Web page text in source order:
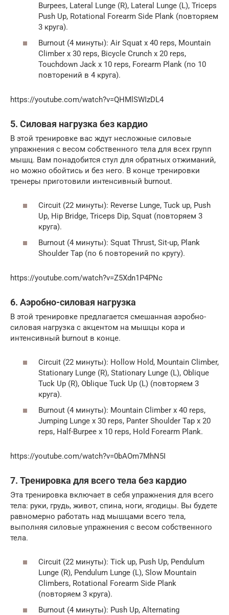
Burpees, Lateral Lunge (R), Lateral Lunge (L), Triceps
Push Up, Rotational Forearm Side Plank (повторяем
3 круга).
Burnout (4 минуты): Air Squat x 40 reps, Mountain
Climber x 30 reps, Bicycle Crunch x 20 reps,
Touchdown Jack x 10 reps, Forearm Plank (по 10
повторений в 4 круга).
https://youtube.com/watch?v=QHMlSWIzDL4
5. Силовая нагрузка без кардио
В этой тренировке вас ждут несложные силовые
упражнения с весом собственного тела для всех групп
мышц. Вам понадобится стул для обратных отжиманий,
но можно обойтись и без него. В конце тренировки
тренеры приготовили интенсивный burnout.
Circuit (22 минуты): Reverse Lunge, Tuck up, Push
Up, Hip Bridge, Triceps Dip, Squat (повторяем 3
круга).
Burnout (4 минуты): Squat Thrust, Sit-up, Plank
Shoulder Tap (по 6 повторений по кругу).
https://youtube.com/watch?v=Z5Xdn1P4PNc
6. Аэробно-силовая нагрузка
В этой тренировке предлагается смешанная аэробно-
силовая нагрузка с акцентом на мышцы кора и
интенсивный burnout в конце.
Circuit (22 минуты): Hollow Hold, Mountain Climber,
Stationary Lunge (R), Stationary Lunge (L), Oblique
Tuck Up (R), Oblique Tuck Up (L) (повторяем 3
круга).
Burnout (4 минуты): Mountain Climber x 40 reps,
Jumping Lunge x 30 reps, Panter Shoulder Tap x 20
reps, Half-Burpee x 10 reps, Hold Forearm Plank.
https://youtube.com/watch?v=0bAOm7MhN5I
7. Тренировка для всего тела без кардио
Эта тренировка включает в себя упражнения для всего
тела: руки, грудь, живот, спина, ноги, ягодицы. Вы будете
равномерно работать над мышцами всего тела,
выполняя силовые упражнения с весом собственного
тела.
Circuit (22 минуты): Tick up, Push Up, Pendulum
Lunge (R), Pendulum Lunge (L), Slow Mountain
Climbers, Rotational Forearm Side Plank
(повторяем 3 круга).
Burnout (4 минуты): Push Up, Alternating